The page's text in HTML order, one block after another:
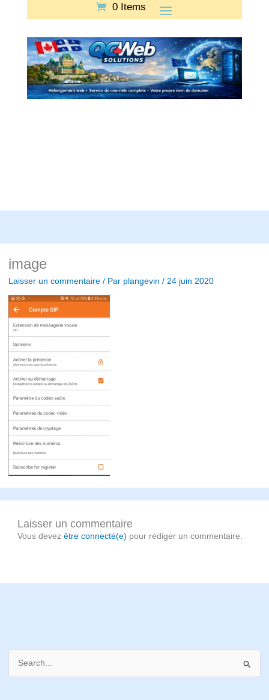
0 Items
image
Laisser un commentaire / Par plangevin / 24 juin 2020
Laisser un commentaire
Vous devezêtre connecté(e) pour rédiger un commentaire.